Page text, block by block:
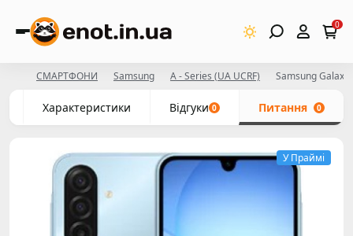
0
СМАРТФОНИ Samsung A - Series (UA UCRF) Samsung Galaxy
Характеристики Відгуки 0 Питання 0
У Праймі